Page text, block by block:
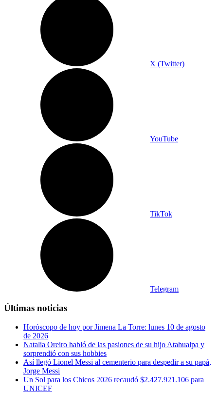
X (Twitter)
YouTube
TikTok
Telegram
Últimas noticias
Horóscopo de hoy por Jimena La Torre: lunes 10 de agosto
de 2026
Natalia Oreiro habló de las pasiones de su hijo Atahualpa y
sorprendió con sus hobbies
Así llegó Lionel Messi al cementerio para despedir a su papá,
Jorge Messi
Un Sol para los Chicos 2026 recaudó $2.427.921.106 para
UNICEF